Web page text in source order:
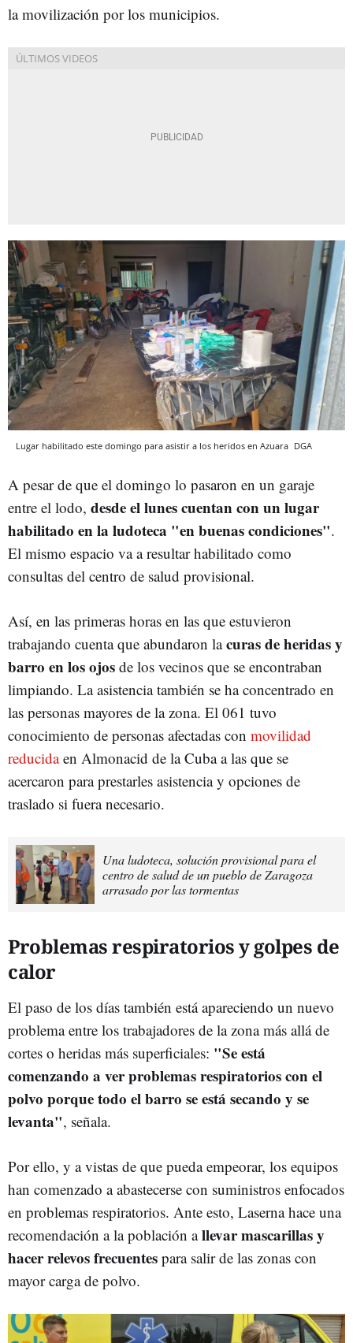
la movilización por los municipios.
Lugar habilitado este domingo para asistir a los heridos en Azuara DGA
A pesar de que el domingo lo pasaron en un garaje
entre el lodo, desde el lunes cuentan con un lugar
habilitado en la ludoteca "en buenas condiciones".
El mismo espacio va a resultar habilitado como
consultas del centro de salud provisional.
Así, en las primeras horas en las que estuvieron
trabajando cuenta que abundaron lacuras de heridas y
barro en los ojos de los vecinos que se encontraban
limpiando. La asistencia también se ha concentrado en
las personas mayores de la zona. El 061 tuvo
conocimiento de personas afectadas con movilidad
reducidaen Almonacid de la Cuba a las que se
acercaron para prestarles asistencia y opciones de
traslado si fuera necesario.
Una ludoteca, solución provisional para el
centro de salud de un pueblo de Zaragoza
arrasado por las tormentas
Problemas respiratorios y golpes de
calor
El paso de los días también está apareciendo un nuevo
problema entre los trabajadores de la zona más allá de
cortes o heridas más superficiales: "Se está
comenzando a ver problemas respiratorios con el
polvo porque todo el barro se está secando y se
levanta", señala.
Por ello, y a vistas de que pueda empeorar, los equipos
han comenzado a abastecerse con suministros enfocados
en problemas respiratorios. Ante esto, Laserna hace una
recomendación a la población allevar mascarillas y
hacer relevos frecuentes para salir de las zonas con
mayor carga de polvo.